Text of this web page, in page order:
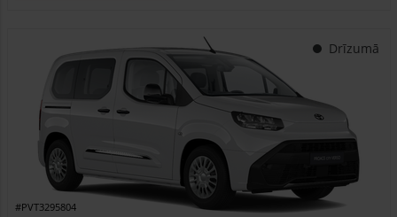
Drīzumā
#PVT3295804